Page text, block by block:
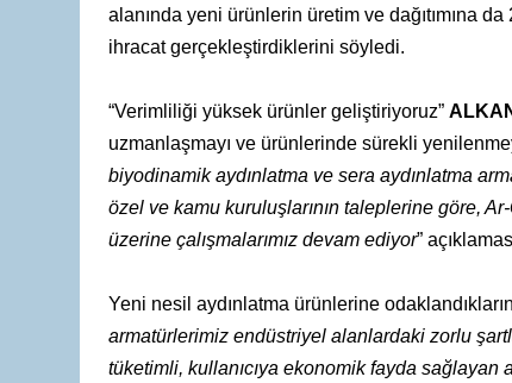
alanında yeni ürünlerin üretim ve dağıtımına
ihracat gerçekleştirdiklerini söyledi.
“Verimliliği yüksek ürünler geliştiriyoruz”
uzmanlaşmayı ve ürünlerinde sürekli
biyodinamik aydınlatma ve sera aydınlatma
özel ve kamu kuruluşlarının taleplerine göre,
üzerine çalışmalarımız devam ediyor”
Yeni nesil aydınlatma ürünlerine
armatürlerimiz endüstriyel alanlardaki zorlu
tüketimli, kullanıcıya ekonomik fayda